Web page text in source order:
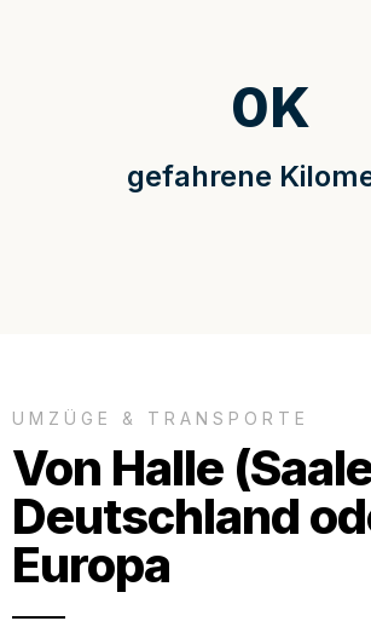
gefahrene
0K
UMZÜGE & TRANSPORTE
Von Halle
Deutschland
Europa